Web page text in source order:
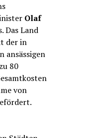
Olaf
Das Land
der in
ansässigen
80
von